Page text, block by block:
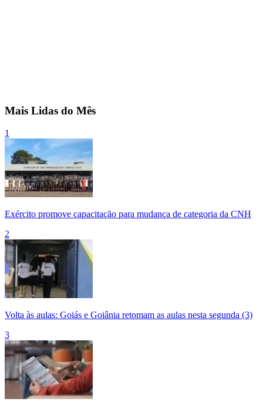
Mais Lidas do Mês
1
Exército promove capacitação para mudança de categoria da CNH
2
Volta às aulas: Goiás e Goiânia retomam as aulas nesta segunda (3)
3